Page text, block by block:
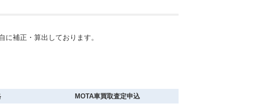
補正・算出しております。
MOTA車買取査定申込